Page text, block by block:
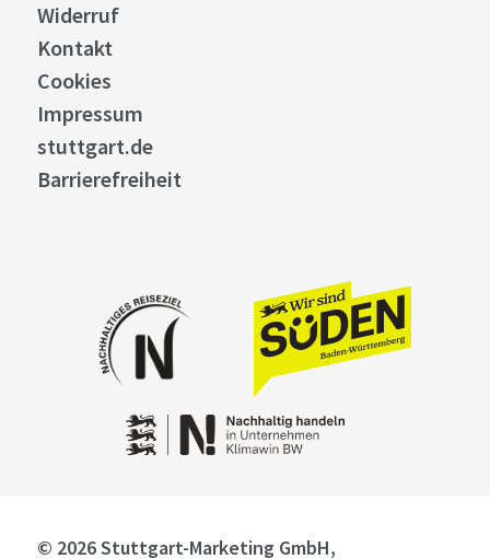
Widerruf
Kontakt
Cookies
Impressum
stuttgart.de
Barrierefreiheit
© 2026 Stuttgart-Marketing GmbH,